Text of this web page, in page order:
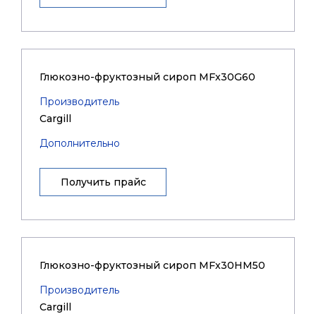
Глюкозно-фруктозный сироп MFx30G60
Производитель
Cargill
Дополнительно
Получить прайс
Глюкозно-фруктозный сироп MFx30HM50
Производитель
Cargill